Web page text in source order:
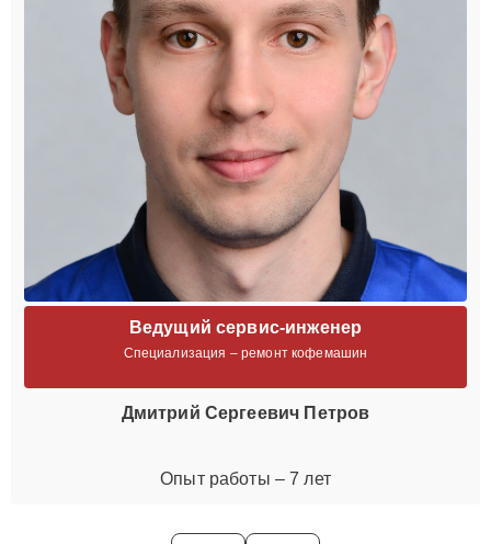
Ведущий сервис-инженер
Специализация – ремонт кофемашин
Дмитрий Сергеевич Петров
Опыт работы – 7 лет